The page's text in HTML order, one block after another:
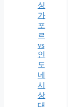
싱
가
포
르
vs
인
도
네
시
상
대